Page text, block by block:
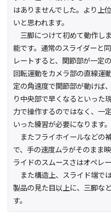
はありませんでした。より上
いと思われます。
三脚につけて初めて動作し
能です。通常のスライダーと
レートすると、関節部が一定
回転運動をカメラ部の直線運
定の角速度で関節部が動けば
り中央部で早くなるといった
力で操作するのではなく、一
いった練習が必要になります。
またフライホイールなどの
で、手の速度ムラがそのまま
ライドのスムースさはオペレ
また構造上、スライド端で
製品の見た目以上に、三脚な
す。